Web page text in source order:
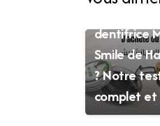
dentifrice
Smile de
? Notre
complet